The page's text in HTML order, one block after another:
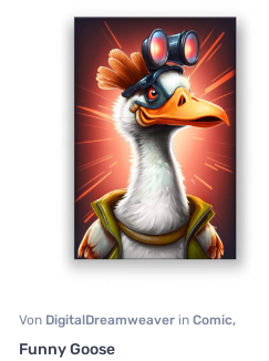
Von DigitalDreamweaver in Comic,
Portrait
Tiermotive
Funny Goose